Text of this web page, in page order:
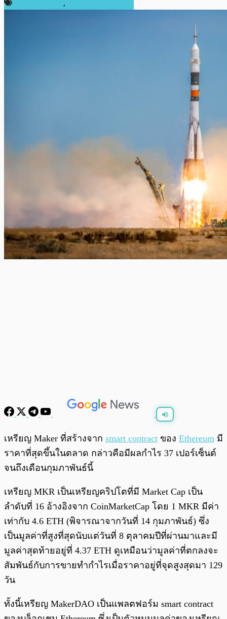
,
เหรียญ Maker ที่สร้างจาก smart contract ของ Ethereum มี
ราคาที่สุดขึ้นในตลาด กล่าวคือมีผลกำไร 37 เปอร์เซ็นต์
จนถึงเดือนกุมภาพันธ์นี้
เหรียญ MKR เป็นเหรียญคริปโตที่มี Market Cap เป็น
ลำดับที่ 16 อ้างอิงจาก CoinMarketCap โดย 1 MKR มีค่า
เท่ากับ 4.6 ETH (พิจารณาจากวันที่ 14 กุมภาพันธ์) ซึ่ง
เป็นมูลค่าที่สูงที่สุดนับแต่วันที่ 8 ตุลาคมปีที่ผ่านมาและมี
มูลค่าสุดท้ายอยู่ที่ 4.37 ETH ดูเหมือนว่ามูลค่าที่ตกลงจะ
สัมพันธ์กับการขายทำกำไรเมื่อราคาอยู่ที่จุดสูงสุดมา 129
วัน
ทั้งนี้เหรียญ MakerDAO เป็นแพลตฟอร์ม smart contract